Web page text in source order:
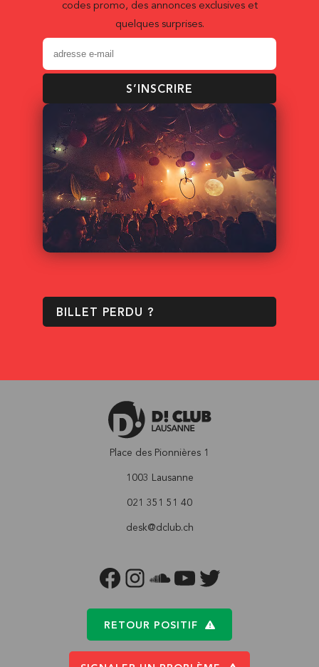
codes promo, des annonces exclusives et
quelques surprises.
S’INSCRIRE
BILLET PERDU ?
Place des Pionnières 1
1003 Lausanne
021 351 51 40
desk@dclub.ch
FACEBOOKINSTAGRAM
SOUNDCLOUD
YOUTUBETWITTER
RETOUR POSITIF